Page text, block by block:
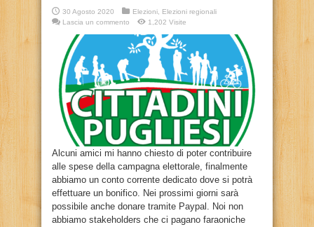
30 Agosto 2020 Elezioni
Elezioni regionali
Lascia un commento
1,202 Visite
Alcuni amici mi hanno chiesto di poter contribuire
alle spese della campagna elettorale, finalmente
abbiamo un conto corrente dedicato dove si potrà
effettuare un bonifico. Nei prossimi giorni sarà
possibile anche donare tramite Paypal. Noi non
abbiamo stakeholders che ci pagano faraoniche